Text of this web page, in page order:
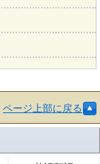
ページ上部に戻る